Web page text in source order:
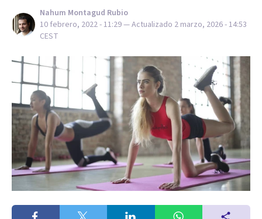
Nahum Montagud Rubio
10 febrero, 2022 - 11:29— Actualizado 2 marzo, 2026 - 14:53
CEST